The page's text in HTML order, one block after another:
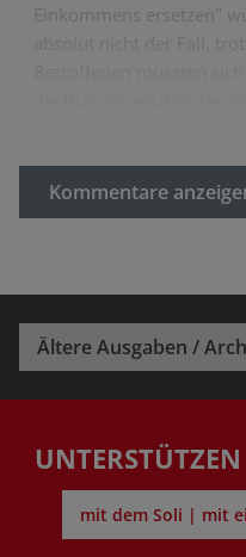
Einkommens ersetzen"
Kommentare
Ältere Ausgaben /
mit dem Soli | mit